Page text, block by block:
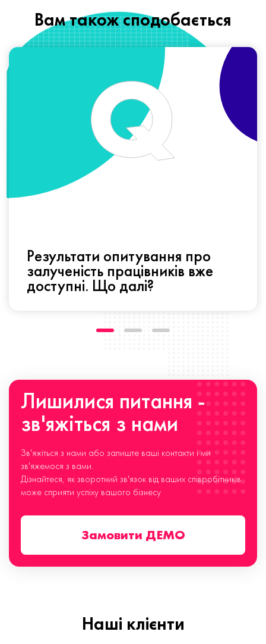
Вам також сподобається
Результати опитування про
залученість працівників вже
доступні. Що далі?
Лишилися питання -
зв'яжіться з нами
Зв'яжіться з нами або залиште ваші контакти і ми
зв'яжемося з вами.
Дізнайтеся, як зворотний зв'язок від ваших співробітників
може сприяти успіху вашого бізнесу
Замовити ДЕМО
Наші клієнти